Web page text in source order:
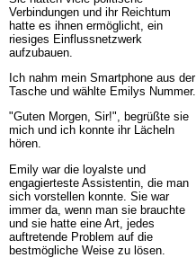
Verbindungen und ihr Reichtum
hatte es ihnen ermöglicht, ein
riesiges Einflussnetzwerk
aufzubauen.
Ich nahm mein Smartphone aus der
Tasche und wählte Emilys Nummer.
"Guten Morgen, Sir!", begrüßte sie
mich und ich konnte ihr Lächeln
hören.
Emily war die loyalste und
engagierteste Assistentin, die man
sich vorstellen konnte. Sie war
immer da, wenn man sie brauchte
und sie hatte eine Art, jedes
auftretende Problem auf die
bestmögliche Weise zu lösen.